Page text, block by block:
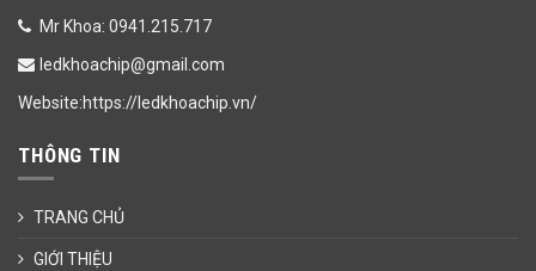
Mr Khoa: 0941.215.717
ledkhoachip@gmail.com
Website:https://ledkhoachip.vn/
THÔNG TIN
TRANG CHỦ
GIỚI THIỆU